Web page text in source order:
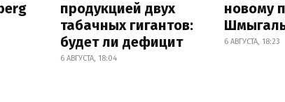
продукцией двух
табачных гигантов:
будет ли дефицит
6 АВГУСТА, 18:04
новому
6 АВГУСТА, 18:23